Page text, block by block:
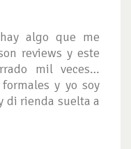
algo que me
reviews y este
mil veces…
y yo soy
di rienda suelta a